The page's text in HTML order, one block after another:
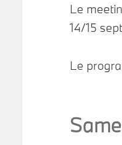
Le
14/15
Le